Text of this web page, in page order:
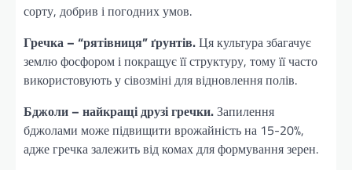
сорту, добрив і погодних умов.
Гречка – “рятівниця” ґрунтів.Ця культура збагачує
землю фосфором і покращує її структуру, тому її часто
використовують у сівозміні для відновлення полів.
Бджоли – найкращі друзі гречки.Запилення
бджолами може підвищити врожайність на 15-20%,
адже гречка залежить від комах для формування зерен.